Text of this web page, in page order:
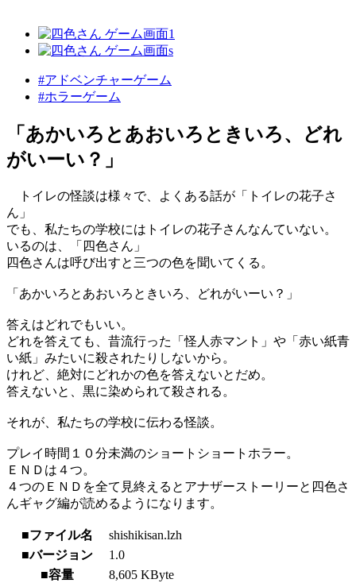
#アドベンチャーゲーム
#ホラーゲーム
「あかいろとあおいろときいろ、どれ
がいーい？」
トイレの怪談は様々で、よくある話が「トイレの花子さ
ん」
でも、私たちの学校にはトイレの花子さんなんていない。
いるのは、「四色さん」
四色さんは呼び出すと三つの色を聞いてくる。
「あかいろとあおいろときいろ、どれがいーい？」
答えはどれでもいい。
どれを答えても、昔流行った「怪人赤マント」や「赤い紙青
い紙」みたいに殺されたりしないから。
けれど、絶対にどれかの色を答えないとだめ。
答えないと、黒に染められて殺される。
それが、私たちの学校に伝わる怪談。
プレイ時間１０分未満のショートショートホラー。
ＥＮＤは４つ。
４つのＥＮＤを全て見終えるとアナザーストーリーと四色さ
んギャグ編が読めるようになります。
■ファイル名
shishikisan.lzh
■バージョン
1.0
■容量
8,605 KByte